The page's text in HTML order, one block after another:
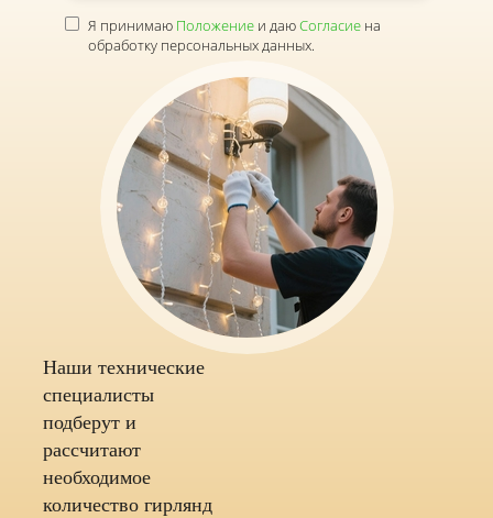
Я принимаю Положение и даюСогласие на
обработку персональных данных.
Наши технические
специалисты
подберут и
рассчитают
необходимое
количество гирлянд